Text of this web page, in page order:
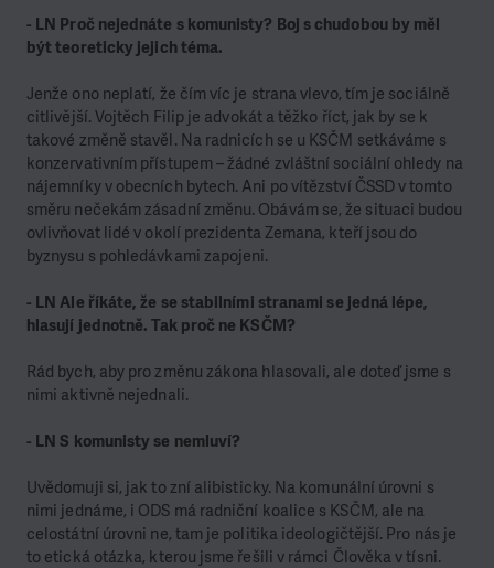
- LN Proč nejednáte s komunisty? Boj s chudobou by měl
být teoreticky jejich téma.
Jenže ono neplatí, že čím víc je strana vlevo, tím je sociálně
citlivější. Vojtěch Filip je advokát a těžko říct, jak by se k
takové změně stavěl. Na radnicích se u KSČM setkáváme s
konzervativním přístupem – žádné zvláštní sociální ohledy na
nájemníky v obecních bytech. Ani po vítězství ČSSD v tomto
směru nečekám zásadní změnu. Obávám se, že situaci budou
ovlivňovat lidé v okolí prezidenta Zemana, kteří jsou do
byznysu s pohledávkami zapojeni.
- LN Ale říkáte, že se stabilními stranami se jedná lépe,
hlasují jednotně. Tak proč ne KSČM?
Rád bych, aby pro změnu zákona hlasovali, ale doteď jsme s
nimi aktivně nejednali.
- LN S komunisty se nemluví?
Uvědomuji si, jak to zní alibisticky. Na komunální úrovni s
nimi jednáme, i ODS má radniční koalice s KSČM, ale na
celostátní úrovni ne, tam je politika ideologičtější. Pro nás je
to etická otázka, kterou jsme řešili v rámci Člověka v tísni.